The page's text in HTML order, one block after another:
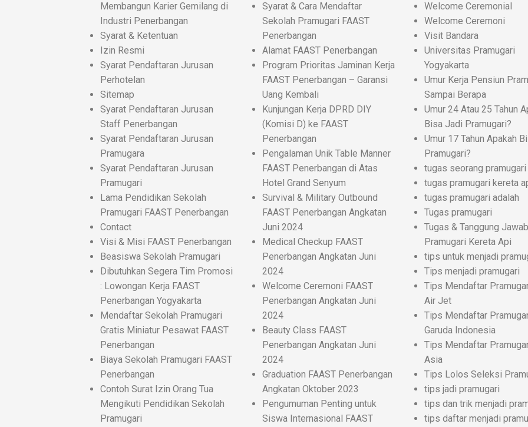
Membangun Karier Gemilang di
Industri Penerbangan
Syarat & Ketentuan
Izin Resmi
Syarat Pendaftaran Jurusan
Perhotelan
Sitemap
Syarat Pendaftaran Jurusan
Staff Penerbangan
Syarat Pendaftaran Jurusan
Pramugara
Syarat Pendaftaran Jurusan
Pramugari
Lama Pendidikan Sekolah
Pramugari FAAST Penerbangan
Contact
Visi & Misi FAAST Penerbangan
Beasiswa Sekolah Pramugari
Dibutuhkan Segera Tim Promosi
: Lowongan Kerja FAAST
Penerbangan Yogyakarta
Mendaftar Sekolah Pramugari
Gratis Miniatur Pesawat FAAST
Penerbangan
Biaya Sekolah Pramugari FAAST
Penerbangan
Contoh Surat Izin Orang Tua
Mengikuti Pendidikan Sekolah
Pramugari
Syarat & Cara Mendaftar
Sekolah Pramugari FAAST
Penerbangan
Alamat FAAST Penerbangan
Program Prioritas Jaminan Kerja
FAAST Penerbangan – Garansi
Uang Kembali
Kunjungan Kerja DPRD DIY
(Komisi D) ke FAAST
Penerbangan
Pengalaman Unik Table Manner
FAAST Penerbangan di Atas
Hotel Grand Senyum
Survival & Military Outbound
FAAST Penerbangan Angkatan
Juni 2024
Medical Checkup FAAST
Penerbangan Angkatan Juni
2024
Welcome Ceremoni FAAST
Penerbangan Angkatan Juni
2024
Beauty Class FAAST
Penerbangan Angkatan Juni
2024
Graduation FAAST Penerbangan
Angkatan Oktober 2023
Pengumuman Penting untuk
Siswa Internasional FAAST
Welcome Ceremonial
Welcome Ceremoni
Visit Bandara
Universitas Pramugari
Yogyakarta
Umur Kerja Pensiun
Sampai Berapa
Umur 24 Atau 25 Tahun
Bisa Jadi Pramugari?
Umur 17 Tahun Apakah
Pramugari?
tugas seorang pramugari
tugas pramugari kereta
tugas pramugari adalah
Tugas pramugari
Tugas & Tanggung Jawab
Pramugari Kereta Api
tips untuk menjadi
Tips menjadi pramugari
Tips Mendaftar
Air Jet
Tips Mendaftar
Garuda Indonesia
Tips Mendaftar
Asia
Tips Lolos Seleksi
tips jadi pramugari
tips dan trik menjadi
tips daftar menjadi